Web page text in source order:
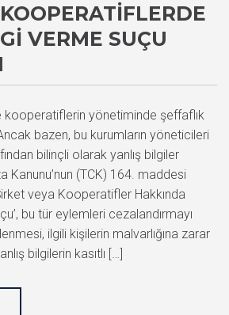
VERME SUÇU
kooperatiflerin yönetiminde şeffaflık
bazen, bu kurumların yöneticileri
bilinçli olarak yanlış bilgiler
Kanunu’nun (TCK) 164. maddesi
veya Kooperatifler Hakkında
bu tür eylemleri cezalandırmayı
ilgili kişilerin malvarlığına zarar
bilgilerin kasıtlı […]